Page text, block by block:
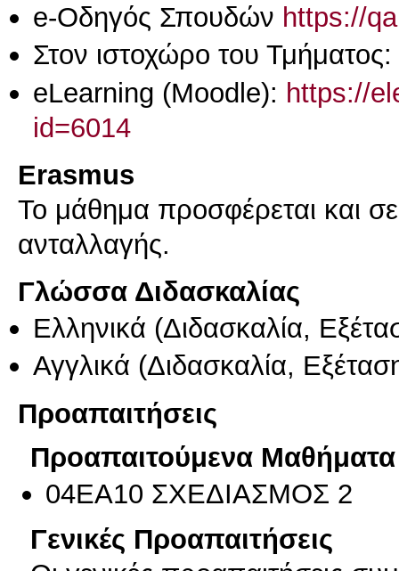
e-Οδηγός Σπουδών https://
Στον ιστοχώρο του Τμήματος:
eLearning (Moodle): https://
id=6014
Erasmus
Το μάθημα προσφέρεται και
ανταλλαγής.
Γλώσσα Διδασκαλίας
Ελληνικά (Διδασκαλία,
Αγγλικά (Διδασκαλία,
Προαπαιτήσεις
Προαπαιτούμενα Μαθήματα
04EA10 ΣΧΕΔΙΑΣΜΟΣ 2
Γενικές Προαπαιτήσεις